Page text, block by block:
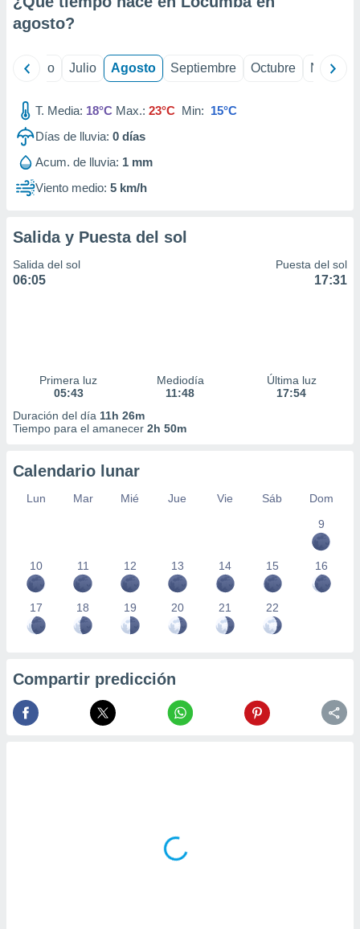
e
publicidad
publicidad
de
agosto?
Junio Julio Agosto Septiembre Octubre
T. Media: 18°C Max.: 23°C Min: 15°C
Días de lluvia: 0 días
Acum. de lluvia: 1 mm
Viento medio: 5 km/h
Salida y Puesta del sol
Salida del sol
06:05
Puesta del sol
17:31
Primera luz
05:43
Mediodía
11:48
Última luz
17:54
Duración del día 11h 26m
Tiempo para el amanecer 2h 50m
Calendario lunar
Lun Mar Mié Jue Vie Sáb
Dom
9
10 11 12 13 14 15 16
17 18 19 20 21 22
Compartir predicción